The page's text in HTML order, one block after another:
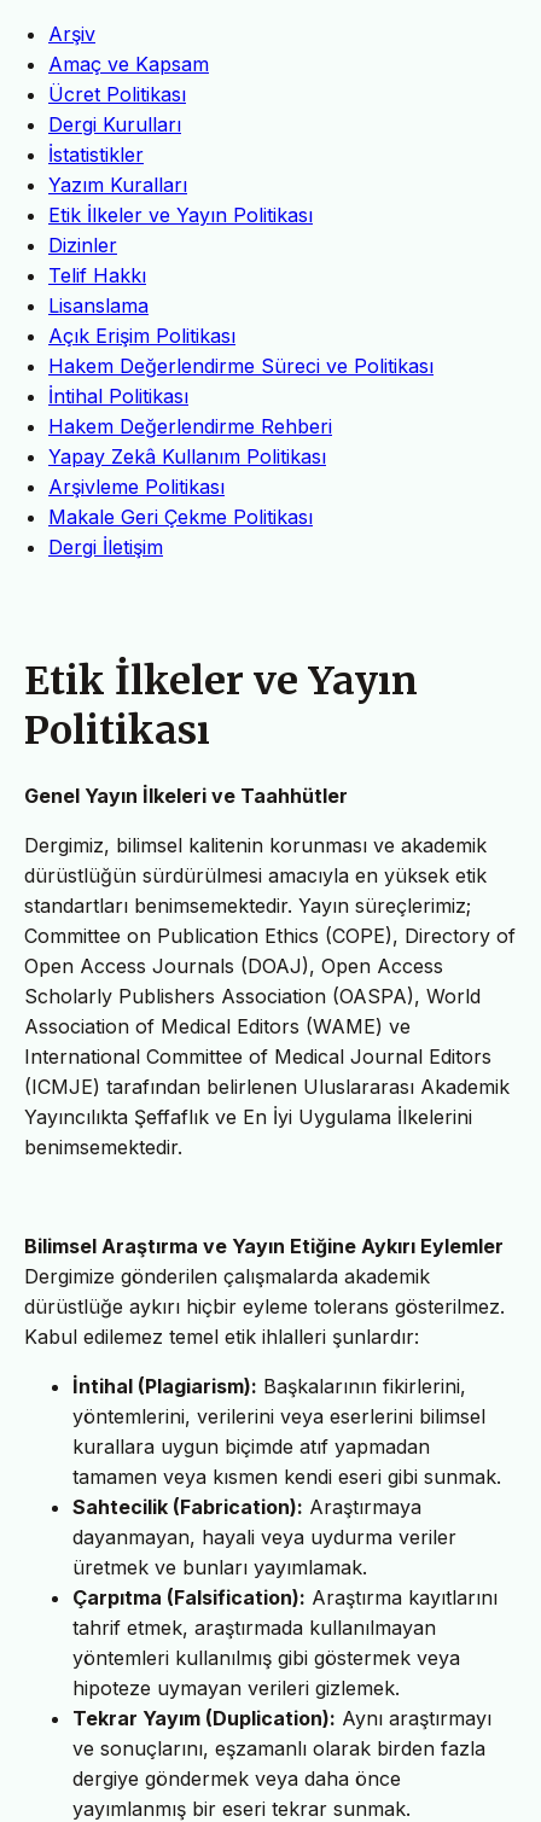
Arşiv
Amaç ve Kapsam
Ücret Politikası
Dergi Kurulları
İstatistikler
Yazım Kuralları
Etik İlkeler ve Yayın Politikası
Dizinler
Telif Hakkı
Lisanslama
Açık Erişim Politikası
Hakem Değerlendirme Süreci ve Politikası
İntihal Politikası
Hakem Değerlendirme Rehberi
Yapay Zekâ Kullanım Politikası
Arşivleme Politikası
Makale Geri Çekme Politikası
Dergi İletişim
Etik İlkeler ve Yayın
Politikası
Genel Yayın İlkeleri ve Taahhütler
Dergimiz, bilimsel kalitenin korunması ve akademik
dürüstlüğün sürdürülmesi amacıyla en yüksek etik
standartları benimsemektedir. Yayın süreçlerimiz;
Committee on Publication Ethics (COPE), Directory of
Open Access Journals (DOAJ), Open Access
Scholarly Publishers Association (OASPA), World
Association of Medical Editors (WAME) ve
International Committee of Medical Journal Editors
(ICMJE) tarafından belirlenen Uluslararası Akademik
Yayıncılıkta Şeffaflık ve En İyi Uygulama İlkelerini
benimsemektedir.
Bilimsel Araştırma ve Yayın Etiğine Aykırı Eylemler
Dergimize gönderilen çalışmalarda akademik
dürüstlüğe aykırı hiçbir eyleme tolerans gösterilmez.
Kabul edilemez temel etik ihlalleri şunlardır:
İntihal (Plagiarism): Başkalarının fikirlerini,
yöntemlerini, verilerini veya eserlerini bilimsel
kurallara uygun biçimde atıf yapmadan
tamamen veya kısmen kendi eseri gibi sunmak.
Sahtecilik (Fabrication): Araştırmaya
dayanmayan, hayali veya uydurma veriler
üretmek ve bunları yayımlamak.
Çarpıtma (Falsification): Araştırma kayıtlarını
tahrif etmek, araştırmada kullanılmayan
yöntemleri kullanılmış gibi göstermek veya
hipoteze uymayan verileri gizlemek.
Tekrar Yayım (Duplication): Aynı araştırmayı
ve sonuçlarını, eşzamanlı olarak birden fazla
dergiye göndermek veya daha önce
yayımlanmış bir eseri tekrar sunmak.